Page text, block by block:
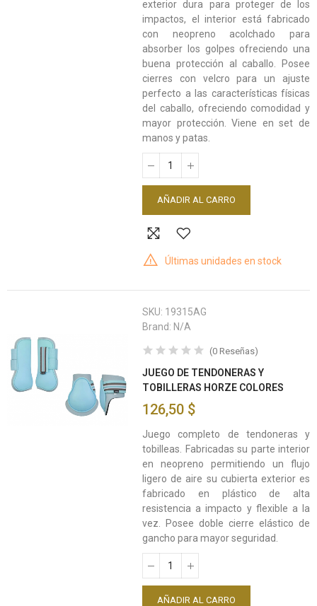
exterior dura para proteger de los
impactos, el interior está fabricado
con neopreno acolchado para
absorber los golpes ofreciendo una
buena protección al caballo. Posee
cierres con velcro para un ajuste
perfecto a las características físicas
del caballo, ofreciendo comodidad y
mayor protección. Viene en set de
manos y patas.
AÑADIR AL CARRO
Últimas unidades en stock
SKU: 19315AG
Brand: N/A
(0 Reseñas)
JUEGO DE TENDONERAS Y
TOBILLERAS HORZE COLORES
126,50 $
Juego completo de tendoneras y
tobilleas. Fabricadas su parte interior
en neopreno permitiendo un flujo
ligero de aire su cubierta exterior es
fabricado en plástico de alta
resistencia a impacto y flexible a la
vez. Posee doble cierre elástico de
gancho para mayor seguridad.
AÑADIR AL CARRO